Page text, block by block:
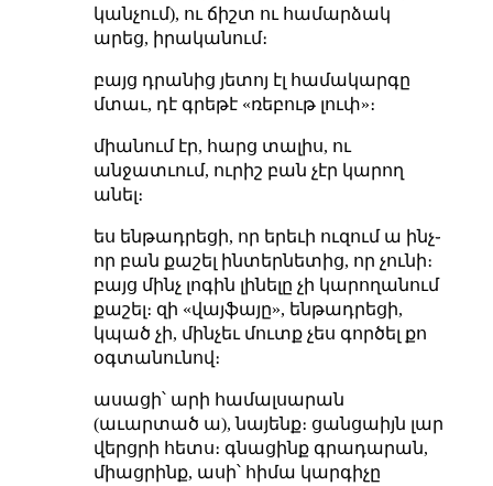
կանչում), ու ճիշտ ու համարձակ
արեց, իրականում։
բայց դրանից յետոյ էլ համակարգը
մտաւ, դէ գրեթէ «ռեբութ լուփ»։
միանում էր, հարց տալիս, ու
անջատւում, ուրիշ բան չէր կարող
անել։
ես ենթադրեցի, որ երեւի ուզում ա ինչ֊
որ բան քաշել ինտերնետից, որ չունի։
բայց մինչ լոգին լինելը չի կարողանում
քաշել։ զի «վայֆայը», ենթադրեցի,
կպած չի, մինչեւ մուտք չես գործել քո
օգտանունով։
ասացի՝ արի համալսարան
(աւարտած ա), նայենք։ ցանցաիյն լար
վերցրի հետս։ գնացինք գրադարան,
միացրինք, ասի՝ հիմա կարգիչը